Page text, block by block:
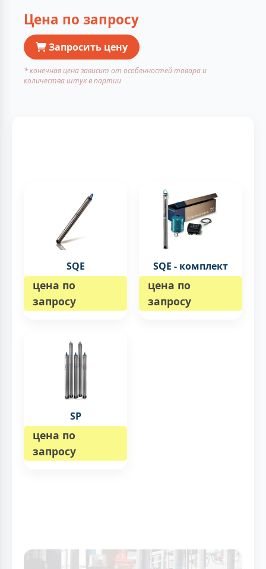
Цена по запросу
Запросить цену
* конечная цена зависит от особенностей товара и
количества штук в партии
SQE
цена по
запросу
SQE - комплект
цена по
запросу
SP
цена по
запросу